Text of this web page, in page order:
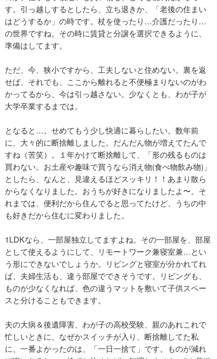
す。引っ越しするとしたら、立ち退きか、「老後の住まい
はどうするか」の時です。杖を使ったり…介護だったり…
の世界ですね。その時に賃貸と分譲を選択できるように、
準備はしてます。
ただ、今、狭小ですから、工夫しないと住めない。裏を返
せば、それでも、ここから離れると不便極まりないのがわ
かってるから、今は引っ越さない。少なくとも、わが子が
大学卒業するまでは。
となると…。せめてもう少し快適に暮らしたい。数年前
に、大々的に断捨離しました。だんだん物が増えてたんで
すね（苦笑）。１年かけて断捨離して、「形の残るものは
買わない。お土産や趣味で買うなら消え物(食べ物飲み物)」
としたら、なんと、見違えるほどスッキリ！！あまり散ら
からなくなりました。おうちが好きになりましたよ〜。そ
れまでは、便利だから住んでると思ってたけど、うちの中
も好きだから住むに変わりました。
1LDKなら、一部屋独立してますよね。その一部屋を、部屋
として使えるようにして、リモートワーク兼寝室兼…とい
う形にできないでしょうか。リビングと寝室が分かれてれ
ば、夫婦生活も、違う部屋でできそうです。リビングも、
ものが少なくなれば、色の違うマットを敷いて子供スペー
スと分けることもできます。
夫の大病＆後遺障害、わが子の高校受験、親のあれこれで
忙しいときに、なぜかスイッチが入り、断捨離してた私
に、一番よかったのは、「一日一捨て」です。ものが減れ